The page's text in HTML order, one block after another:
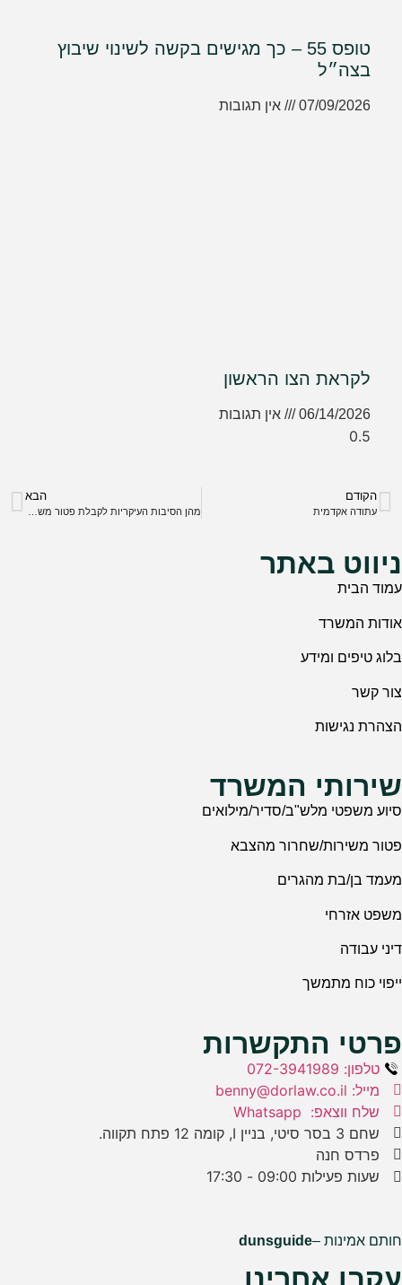
טופס 55 – כך מגישים בקשה לשינוי שיבוץ
בצה״ל
07/09/2026 אין תגובות
לקראת הצו הראשון
06/14/2026 אין תגובות
הקודם
עתודה אקדמית
הבא
מהן הסיבות העיקריות לקבלת פטור משירות צבאי על רקע נפשי?
ניווט באתר
עמוד הבית
אודות המשרד
בלוג טיפים ומידע
צור קשר
הצהרת נגישות
שירותי המשרד
סיוע משפטי מלש"ב/סדיר/מילואים
פטור משירות/שחרור מהצבא
מעמד בן/בת מהגרים
משפט אזרחי
דיני עבודה
ייפוי כוח מתמשך
פרטי התקשרות
טלפון: 072-3941989
מייל: benny@dorlaw.co.il
שלח ווצאפ: Whatsapp
שחם 3 בסר סיטי, בניין I, קומה 12 פתח תקווה.
פרדס חנה
שעות פעילות 09:00 - 17:30
חותם אמינות –dunsguide